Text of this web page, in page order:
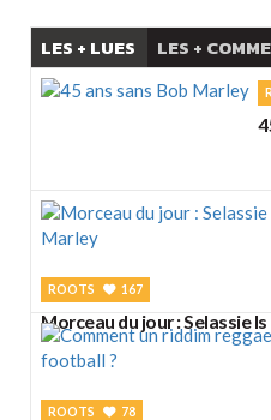
LES + LUES LES +
ROOTS 167
Morceau du jour : Selassie
ROOTS 78